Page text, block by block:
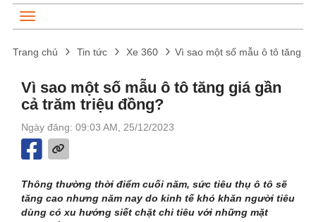
Trang chủ Tin tức Xe 360 Vì sao một số mẫu ô tô tăng
Vì sao một số mẫu ô tô tăng giá gần
cả trăm triệu đồng?
Ngày đăng: 09:03 AM, 25/12/2023
Thông thường thời điểm cuối năm, sức tiêu thụ ô tô sẽ
tăng cao nhưng năm nay do kinh tế khó khăn người tiêu
dùng có xu hướng siết chặt chi tiêu với những mặt